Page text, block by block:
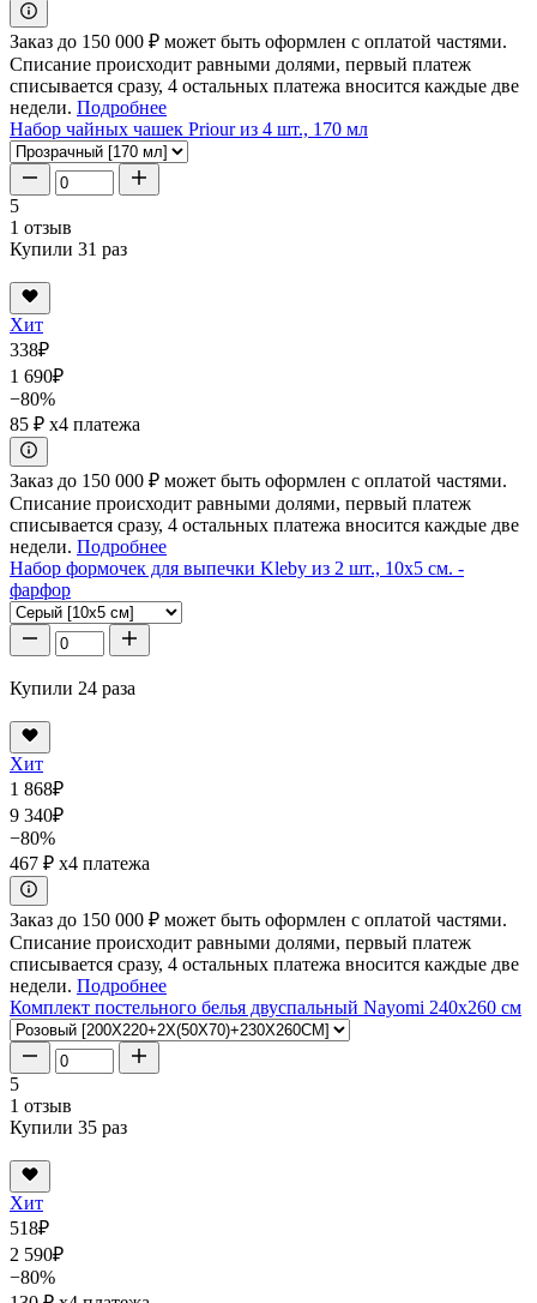
Заказ до 150 000 ₽ может быть оформлен с оплатой частями.
Списание происходит равными долями, первый платеж
списывается сразу, 4 остальных платежа вносится каждые две
недели. Подробнее
Набор чайных чашек Priour из 4 шт., 170 мл
5
1 отзыв
Купили 31 раз
Хит
338₽
1 690₽
−80%
85 ₽ x4 платежа
Заказ до 150 000 ₽ может быть оформлен с оплатой частями.
Списание происходит равными долями, первый платеж
списывается сразу, 4 остальных платежа вносится каждые две
недели. Подробнее
Набор формочек для выпечки Kleby из 2 шт., 10x5 см. -
фарфор
Купили 24 раза
Хит
1 868₽
9 340₽
−80%
467 ₽ x4 платежа
Заказ до 150 000 ₽ может быть оформлен с оплатой частями.
Списание происходит равными долями, первый платеж
списывается сразу, 4 остальных платежа вносится каждые две
недели. Подробнее
Комплект постельного белья двуспальный Nayomi 240x260 см
5
1 отзыв
Купили 35 раз
Хит
518₽
2 590₽
−80%